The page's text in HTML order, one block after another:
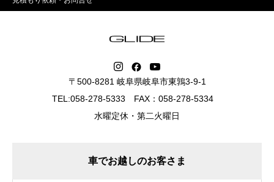
〒500-8281 岐阜県岐阜市東鶉3-9-1
TEL:058-278-5333 FAX：058-278-5334
水曜定休・第二火曜日
車でお越しのお客さま